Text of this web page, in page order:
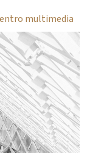
multimedia